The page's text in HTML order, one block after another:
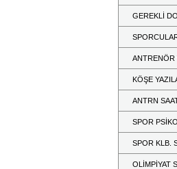
GEREKLİ
ANTRENÖR
KÖŞE
ANTRN
SPOR
SPOR KLB.
OLİMPİYAT